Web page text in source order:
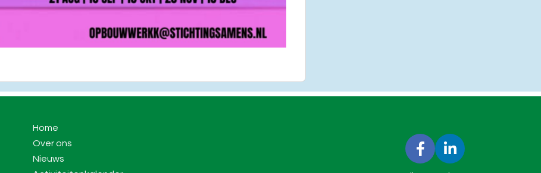
Home
Over ons
Nieuws